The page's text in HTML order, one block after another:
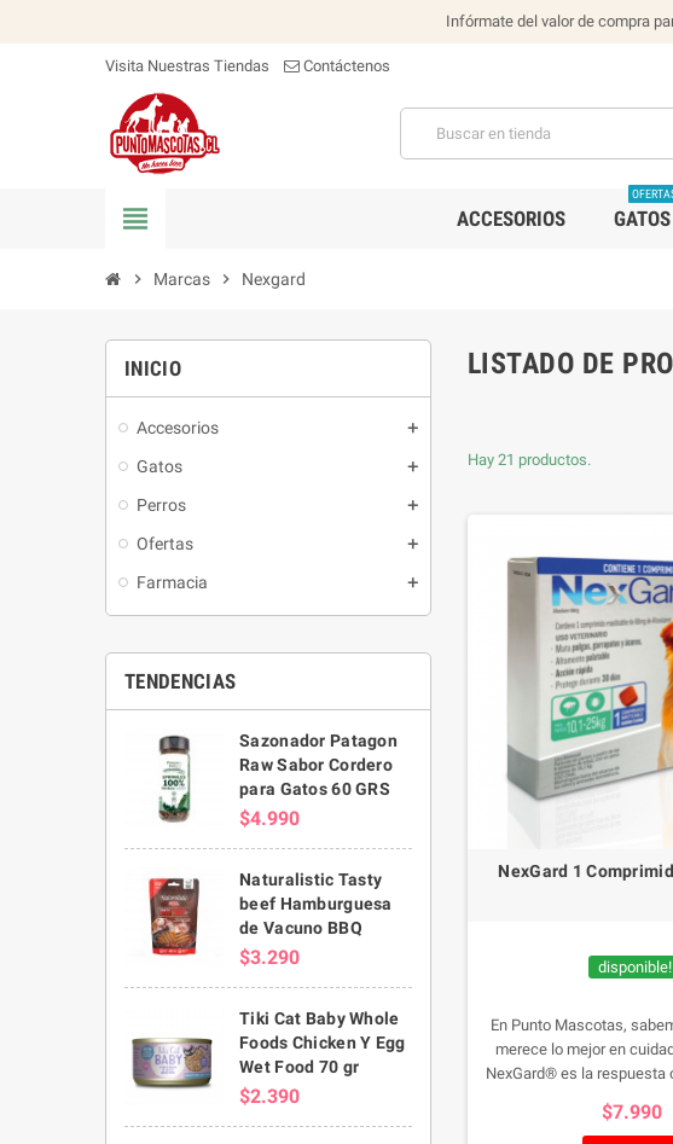
Infórmate del valor de compra
Visita Nuestras Tiendas Contáctenos
view_headline ACCESORIOS GATOS
chevron_right Marcas chevron_right Nexgard
INICIO
Accesorios
Gatos
Perros
Ofertas
Farmacia
TENDENCIAS
Sazonador Patagon
Raw Sabor Cordero
para Gatos 60 GRS
$4.990
Naturalistic Tasty
beef Hamburguesa
de Vacuno BBQ
$3.290
Tiki Cat Baby Whole
Foods Chicken Y Egg
Wet Food 70 gr
$2.390
LISTADO DE
Hay 21 productos.
NexGard 1
disponible!
En Punto Mascotas,
merece lo mejor en
NexGard® es la respuesta
antiparasitario masticable
$7.990